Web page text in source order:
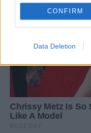
CONFIRM
Data Deletion